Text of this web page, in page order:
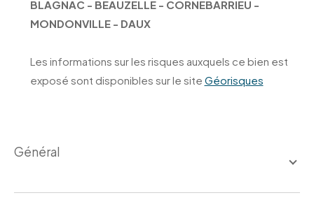
BLAGNAC - BEAUZELLE - CORNEBARRIEU -
MONDONVILLE - DAUX
Les informations sur les risques auxquels ce bien est
exposé sont disponibles sur le site Géorisques
général